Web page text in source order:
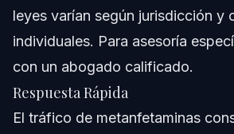
¿Cuál es la droga más comúnmente
Carolina del Norte?
¿Puede un delincuente primerizo
¿Cuáles son las defensas comunes
trata de metanfetaminas?
¿Cómo se diferencia la posesión de
leyes varían según jurisdicción y
individuales. Para asesoría
con un abogado calificado.
Respuesta Rápida
El tráfico de metanfetaminas